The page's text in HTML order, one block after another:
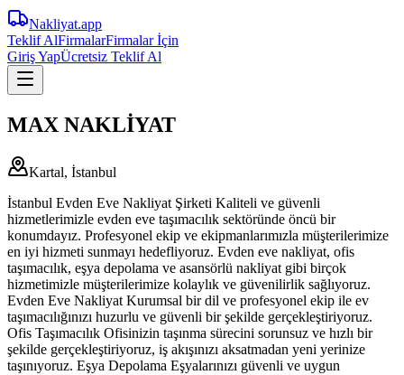
Nakliyat.app
Teklif AlFirmalarFirmalar İçin
Giriş YapÜcretsiz Teklif Al
MAX NAKLİYAT
Kartal, İstanbul
İstanbul Evden Eve Nakliyat Şirketi Kaliteli ve güvenli
hizmetlerimizle evden eve taşımacılık sektöründe öncü bir
konumdayız. Profesyonel ekip ve ekipmanlarımızla müşterilerimize
en iyi hizmeti sunmayı hedefliyoruz. Evden eve nakliyat, ofis
taşımacılık, eşya depolama ve asansörlü nakliyat gibi birçok
hizmetimizle müşterilerimize kolaylık ve güvenilirlik sağlıyoruz.
Evden Eve Nakliyat Kurumsal bir dil ve profesyonel ekip ile ev
taşımacılığınızı huzurlu ve güvenli bir şekilde gerçekleştiriyoruz.
Ofis Taşımacılık Ofisinizin taşınma sürecini sorunsuz ve hızlı bir
şekilde gerçekleştiriyoruz, iş akışınızı aksatmadan yeni yerinize
taşınıyoruz. Eşya Depolama Eşyalarınızı güvenli ve uygun